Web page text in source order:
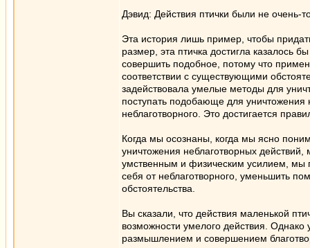
Дэвид: Действия птички были не очень-
Эта история лишь пример, чтобы
размер, эта птичка достигла казалось
совершить подобное, потому что
соответствии с существующими
задействовала умелые методы для
поступать подобающе для уничтожения
неблаготворного. Это достигается
Когда мы осознаны, когда мы ясно
уничтожения неблаготворных
умственным и физическим усилием, мы
себя от неблаготворного, уменьшить
обстоятельства.
Вы сказали, что действия маленькой
возможности умелого действия.
размышлением и совершением